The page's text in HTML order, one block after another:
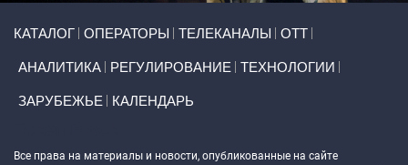
КАТАЛОГ ОПЕРАТОРЫ ТЕЛЕКАНАЛЫ ОТТ
АНАЛИТИКА РЕГУЛИРОВАНИЕ ТЕХНОЛОГИИ
ЗАРУБЕЖЬЕ КАЛЕНДАРЬ
Все права на материалы и новости, опубликованные на сайте